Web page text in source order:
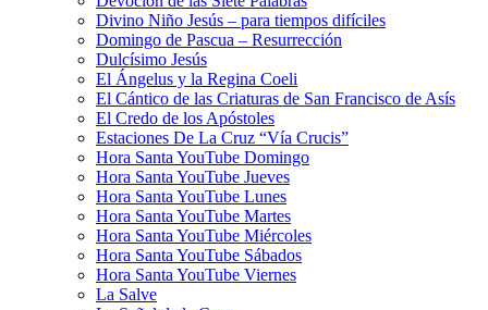
Divino Niño Jesús – para tiempos difíciles
Domingo de Pascua – Resurrección
Dulcísimo Jesús
El Ángelus y la Regina Coeli
El Cántico de las Criaturas de San Francisco de Asís
El Credo de los Apóstoles
Estaciones De La Cruz “Vía Crucis”
Hora Santa YouTube Domingo
Hora Santa YouTube Jueves
Hora Santa YouTube Lunes
Hora Santa YouTube Martes
Hora Santa YouTube Miércoles
Hora Santa YouTube Sábados
Hora Santa YouTube Viernes
La Salve